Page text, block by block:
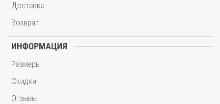
Доставка
Возврат
ИНФОРМАЦИЯ
Размеры
Скидки
Отзывы